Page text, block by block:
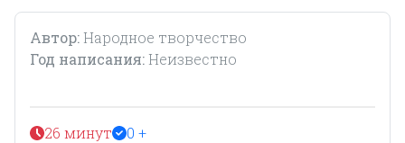
Автор:Народное творчество
Год написания:Неизвестно
26 минут 0 +